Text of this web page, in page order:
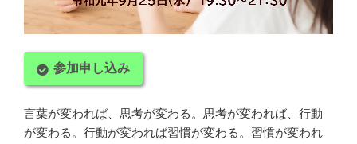
参加申し込み
言葉が変われば、思考が変わる。思考が変われば、行動
が変わる。行動が変われば習慣が変わる。習慣が変われ